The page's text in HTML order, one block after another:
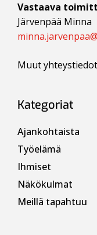
Vastaava
Järvenpää Minna
Muut yhteystiedot
Kategoriat
Ajankohtaista
Työelämä
Ihmiset
Näkökulmat
Meillä tapahtuu